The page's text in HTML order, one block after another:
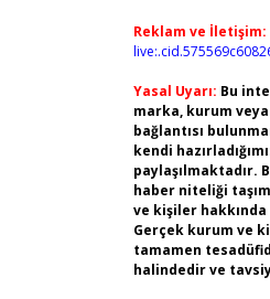
Reklam ve İletişim:
Yasal Uyarı: Bu
marka, kurum
bağlantısı
kendi
paylaşılmaktadır.
haber niteliği
ve kişiler hakkında
Gerçek kurum ve
tamamen
halindedir ve